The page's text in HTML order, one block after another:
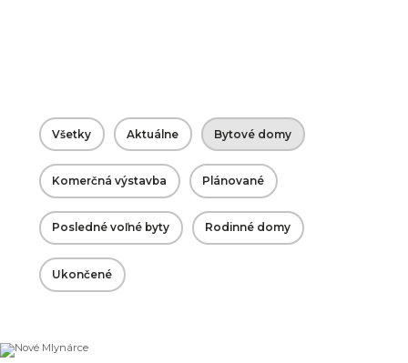
Všetky Aktuálne Bytové domy
Komerčná výstavba Plánované
Posledné voľné byty Rodinné domy
Ukončené